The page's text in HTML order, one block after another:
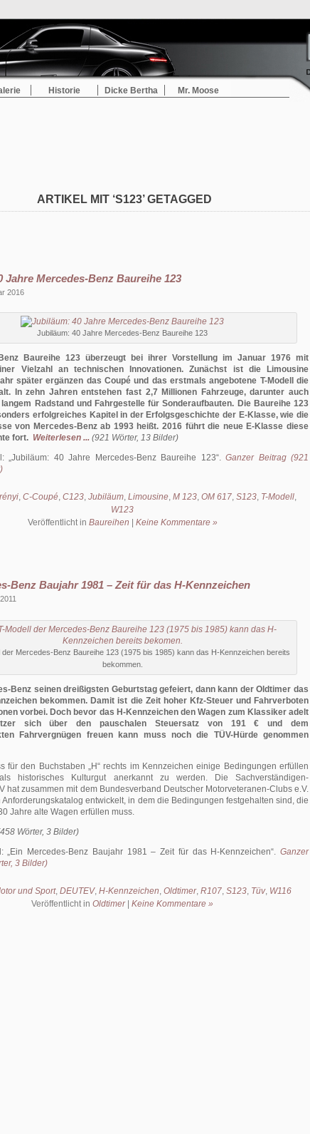
Historie Dicke Bertha Mr. Moose
ARTIKEL MIT ‘S123’ GETAGGED
Jahre Mercedes-Benz Baureihe 123
2016
Jubiläum: 40 Jahre Mercedes-Benz Baureihe 123
Baureihe 123 überzeugt bei ihrer Vorstellung im Januar 1976 mit
Vielzahl an technischen Innovationen. Zunächst ist die Limousine
später ergänzen das Coupé und das erstmals angebotene T-Modell die
In zehn Jahren entstehen fast 2,7 Millionen Fahrzeuge, darunter auch
Radstand und Fahrgestelle für Sonderaufbauten. Die Baureihe 123
erfolgreiches Kapitel in der Erfolgsgeschichte der E-Klasse, wie die
von Mercedes-Benz ab 1993 heißt. 2016 führt die neue E-Klasse diese
fort. Weiterlesen ... (921 Wörter, 13 Bilder)
Jubiläum: 40 Jahre Mercedes-Benz Baureihe 123 . Ganzer Beitrag (921
, C-Coupé, C123, Jubiläum, Limousine, M 123, OM 617, S123, T-Modell,
W123
Veröffentlicht in Baureihen Keine Kommentare »
Benz Baujahr 1981 – Zeit für das H-Kennzeichen
der Mercedes-Benz Baureihe 123 (1975 bis 1985) kann das H-Kennzeichen bereits
bekommen.
Benz seinen dreißigsten Geburtstag gefeiert, dann kann der Oldtimer das
bekommen. Damit ist die Zeit hoher Kfz-Steuer und Fahrverboten
vorbei. Doch bevor das H-Kennzeichen den Wagen zum Klassiker adelt
sich über den pauschalen Steuersatz von 191 € und dem
Fahrvergnügen freuen kann muss noch die TÜV-Hürde genommen
für den Buchstaben „H“ rechts im Kennzeichen einige Bedingungen erfüllen
historisches Kulturgut anerkannt zu werden. Die Sachverständigen-
hat zusammen mit dem Bundesverband Deutscher Motorveteranen-Clubs e.V.
Anforderungskatalog entwickelt, in dem die Bedingungen festgehalten sind, die
Jahre alte Wagen erfüllen muss.
Wörter, 3 Bilder)
Ein Mercedes-Benz Baujahr 1981 – Zeit für das H-Kennzeichen .Ganzer
3 Bilder)
und Sport, DEUTEV, H-Kennzeichen, Oldtimer, R107, S123, Tüv, W116
Veröffentlicht in Oldtimer| Keine Kommentare »